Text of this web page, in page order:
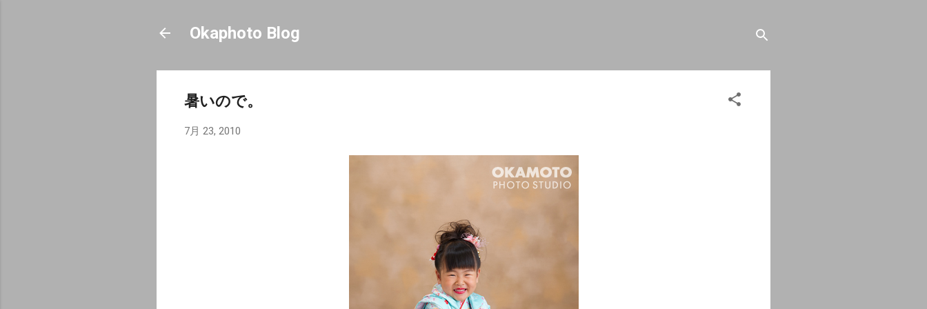
Okaphoto Blog
暑いので。
7月 23, 2010